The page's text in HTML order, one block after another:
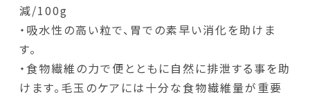
減/100g
・吸水性の高い粒で、胃での素早い消化を助けま
す。
・食物繊維の力で便とともに自然に排泄する事を助
けます。毛玉のケアには十分な食物繊維量が重要